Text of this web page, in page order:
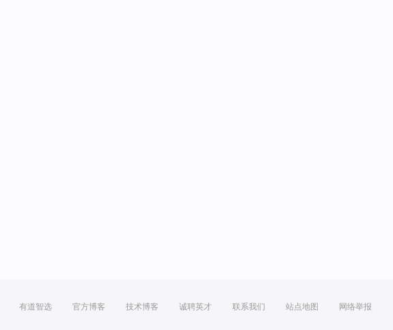
有道智选 官方博客 技术博客 诚聘英才 联系我们 站点地图 网络举报